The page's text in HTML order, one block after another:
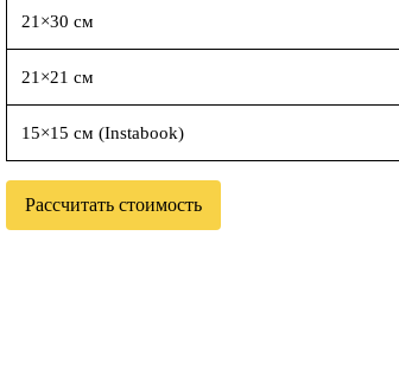
21×30 см
21×21 см
15×15 см (Instabook)
Рассчитать стоимость